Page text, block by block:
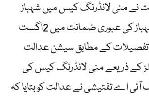
نے منی لانڈرنگ کیس میں شہباز
شریف اور حمزہ شہباز کی عبوری ضمانت میں 2اگست
تفصیلات کے مطابق سیشن عدالت
کے ذریعے منی لانڈرنگ کیس کی
اے تفتیشی نے عدالت کو بتایا کہ